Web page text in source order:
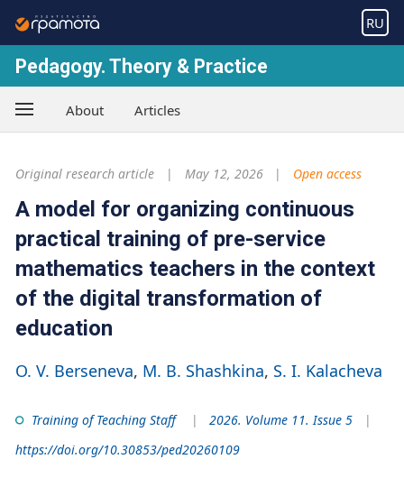
RU
Pedagogy. Theory & Practice
About Articles
Original research article May 12, 2026 Open access
A model for organizing continuous
practical training of pre-service
mathematics teachers in the context
of the digital transformation of
education
O. V. Berseneva M. B. Shashkina S. I. Kalacheva
Training of Teaching Staff
2026. Volume 11. Issue 5
https://doi.org/10.30853/ped20260109